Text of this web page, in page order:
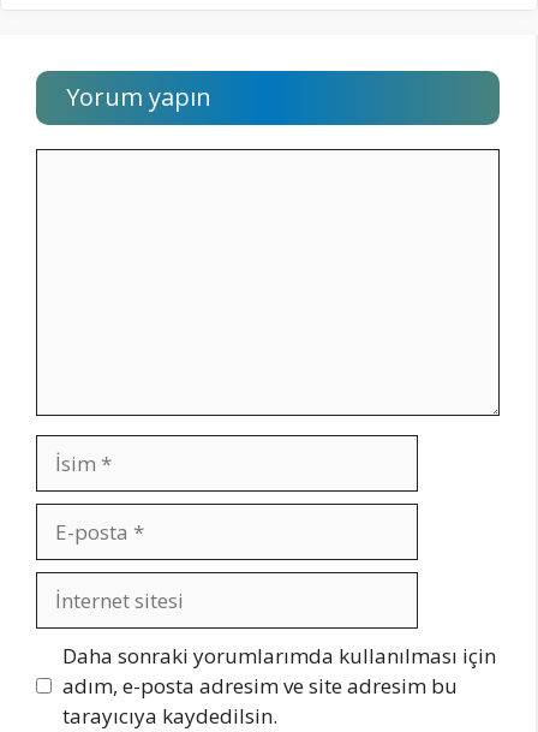
Yorum yapın
İsim
posta
İnternet
sitesi
Daha sonraki yorumlarımda kullanılması için
adım, e-posta adresim ve site adresim bu
tarayıcıya kaydedilsin.